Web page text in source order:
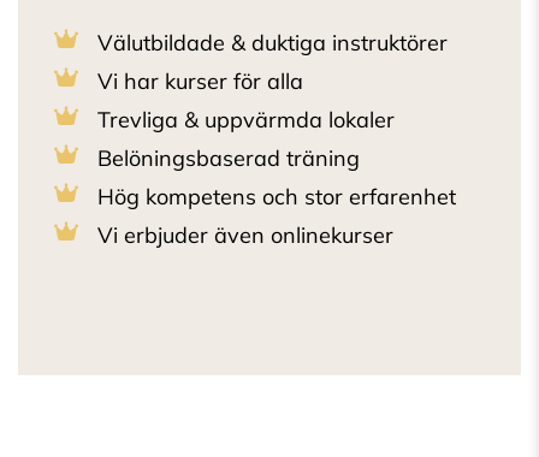
Välutbildade & duktiga instruktörer
Vi har kurser för alla
Trevliga & uppvärmda lokaler
Belöningsbaserad träning
Hög kompetens och stor erfarenhet
Vi erbjuder även onlinekurser